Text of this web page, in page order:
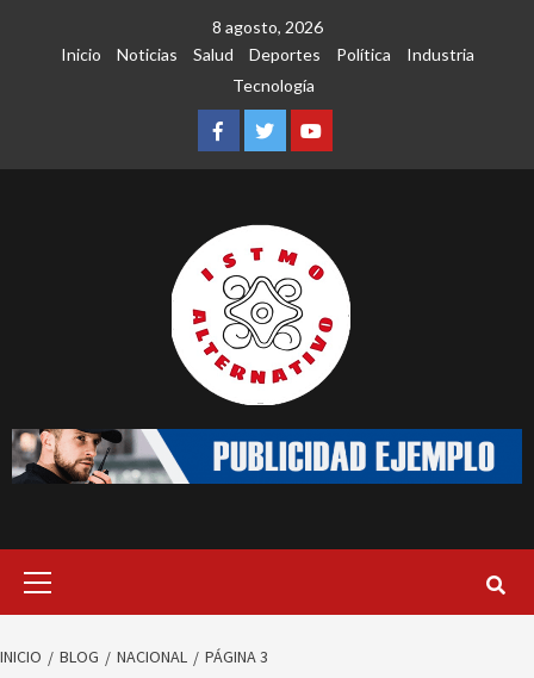
8 agosto, 2026
Inicio
Noticias Salud Deportes Política
Industria
Tecnología
Facebook
TwitterYoutube
Menú
INICIO BLOG NACIONAL PÁGINA 3